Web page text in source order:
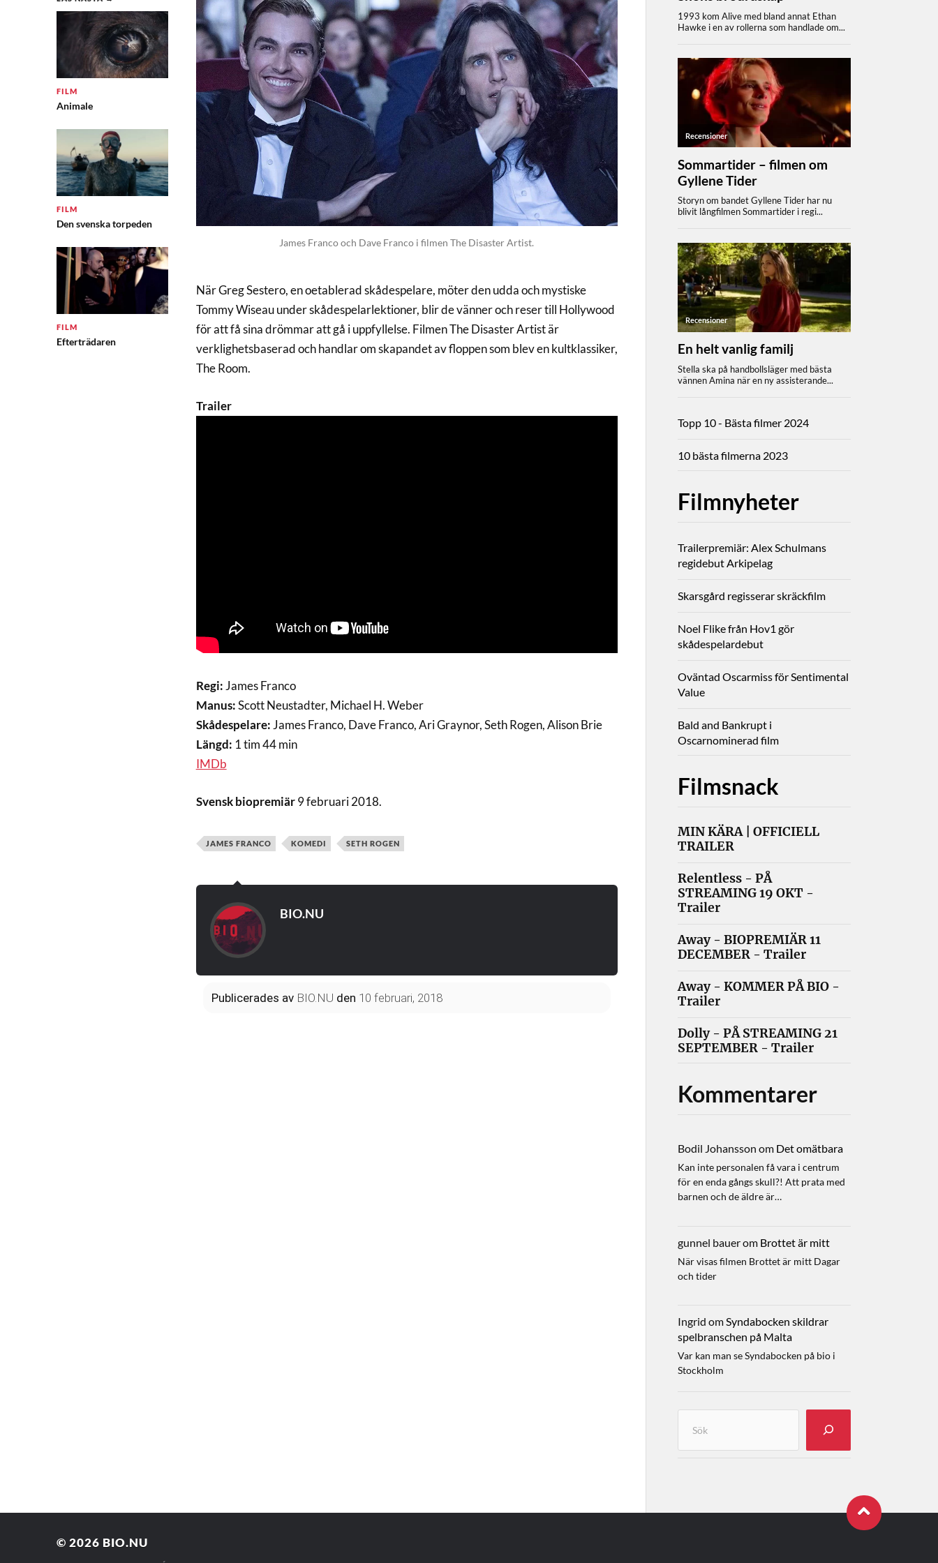
FILM
Animale
FILM
Den svenska torpeden
FILM
Efterträdaren
James Franco och Dave Franco i filmen The Disaster Artist.
När Greg Sestero, en oetablerad skådespelare, möter den udda och mystiske
Tommy Wiseau under skådespelarlektioner, blir de vänner och reser till Hollywood
för att få sina drömmar att gå i uppfyllelse. Filmen The Disaster Artist är
verklighetsbaserad och handlar om skapandet av floppen som blev en kultklassiker,
The Room.
Trailer
Regi:James Franco
Manus:Scott Neustadter, Michael H. Weber
Skådespelare:James Franco, Dave Franco, Ari Graynor, Seth Rogen, Alison Brie
Längd: 1 tim 44 min
IMDb
Svensk biopremiär9 februari 2018.
JAMES FRANCO KOMEDI SETH ROGEN
BIO.NU
Publicerades av BIO.NU den 10 februari, 2018
Topp 10 - Bästa filmer 2024
10 bästa filmerna 2023
Filmnyheter
Trailerpremiär: Alex Schulmans
regidebut Arkipelag
Skarsgård regisserar skräckfilm
Noel Flike från Hov1 gör
skådespelardebut
Oväntad Oscarmiss för Sentimental
Value
Bald and Bankrupt i
Oscarnominerad film
Filmsnack
MIN KÄRA | OFFICIELL
TRAILER
Relentless - PÅ
STREAMING 19 OKT -
Trailer
Away - BIOPREMIÄR 11
DECEMBER - Trailer
Away - KOMMER PÅ BIO -
Trailer
Dolly - PÅ STREAMING 21
SEPTEMBER - Trailer
Kommentarer
Bodil Johansson om Det omätbara
Kan inte personalen få vara i centrum
för en enda gångs skull?! Att prata med
barnen och de äldre är…
gunnel bauerom Brottet är mitt
När visas filmen Brottet är mitt Dagar
och tider
Ingrid omSyndabocken skildrar
spelbranschen på Malta
Var kan man se Syndabocken på bio i
Stockholm
© 2026 BIO.NU